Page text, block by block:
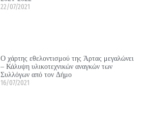
22/07/2021
Ο χάρτης εθελοντισμού της Άρτας μεγαλώνει
– Κάλυψη υλικοτεχνικών αναγκών των
Συλλόγων από τον Δήμο
16/07/2021